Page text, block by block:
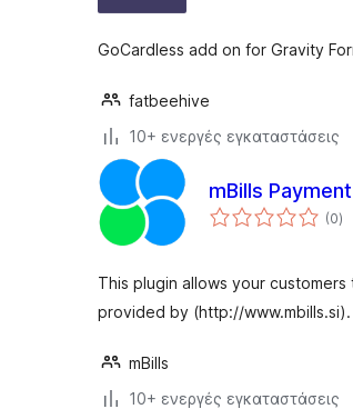
GoCardless add on for Gravity
fatbeehive
10+ ενεργές εγκαταστάσεις
mBills
(0)
This plugin allows your customers
provided by (http://www.mbills.si).
mBills
10+ ενεργές εγκαταστάσεις